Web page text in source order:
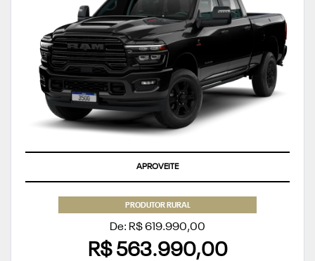
APROVEITE
PRODUTOR RURAL
De: R$ 619.990,00
R$ 563.990,00